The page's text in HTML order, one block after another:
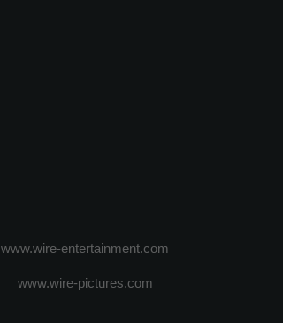
www.wire-entertainment.com
www.wire-pictures.com